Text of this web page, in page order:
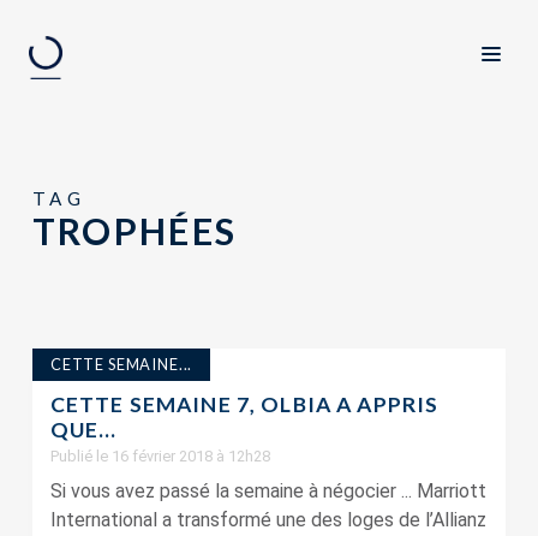
TAG
TROPHÉES
CETTE SEMAINE...
CETTE SEMAINE 7, OLBIA A APPRIS
QUE…
Publié le 16 février 2018 à 12h28
Si vous avez passé la semaine à négocier ... Marriott
International a transformé une des loges de l’Allianz